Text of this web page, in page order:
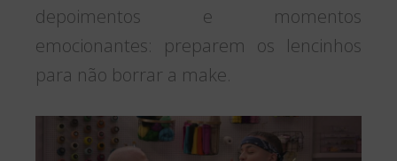
depoimentos e momentos
emocionantes: preparem os lencinhos
para não borrar a make.